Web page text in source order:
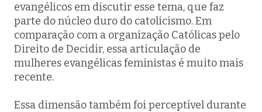
evangélicos em discutir esse tema, que faz
parte do núcleo duro do catolicismo. Em
comparação com a organização Católicas pelo
Direito de Decidir, essa articulação de
mulheres evangélicas feministas é muito mais
recente.
Essa dimensão também foi perceptível durante